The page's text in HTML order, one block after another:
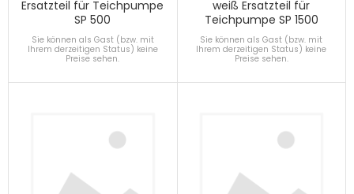
Ersatzteil für Teichpumpe
SP 500
Sie können als Gast (bzw. mit
Ihrem derzeitigen Status) keine
Preise sehen.
weiß Ersatzteil für
Teichpumpe SP 1500
Sie können als Gast (bzw. mit
Ihrem derzeitigen Status) keine
Preise sehen.